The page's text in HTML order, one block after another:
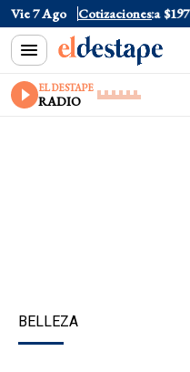
Vie 7 Ago Cotizaciones
$1520 Dólar Tarjeta $1976
EL DESTAPE
RADIO
BELLEZA